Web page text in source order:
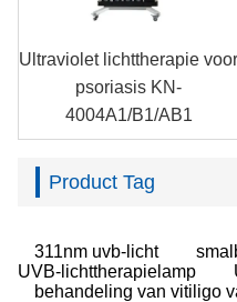
Ultraviolet lichttherapie voor
psoriasis KN-
4004A1/B1/AB1
Product Tag
311nm uvb-licht
UVB-lichttherapielamp
behandeling van vitiligo